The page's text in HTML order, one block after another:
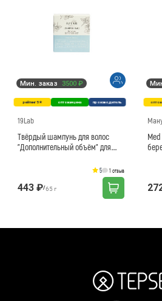
Мин. заказ 3500 ₽
рейтинг 5★ оптовая цена производитель
19Lab
Твёрдый шампунь для волос
"Дополнительный объём" для
5 1 отзыв
443 ₽/65 г